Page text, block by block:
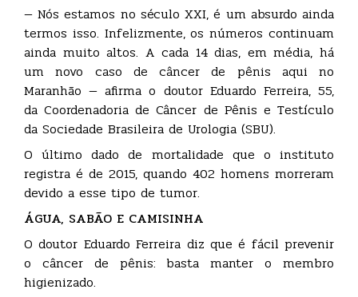
— Nós estamos no século XXI, é um absurdo ainda
termos isso. Infelizmente, os números continuam
ainda muito altos. A cada 14 dias, em média, há
um novo caso de câncer de pênis aqui no
Maranhão — afirma o doutor Eduardo Ferreira, 55,
da Coordenadoria de Câncer de Pênis e Testículo
da Sociedade Brasileira de Urologia (SBU).
O último dado de mortalidade que o instituto
registra é de 2015, quando 402 homens morreram
devido a esse tipo de tumor.
ÁGUA, SABÃO E CAMISINHA
O doutor Eduardo Ferreira diz que é fácil prevenir
o câncer de pênis: basta manter o membro
higienizado.